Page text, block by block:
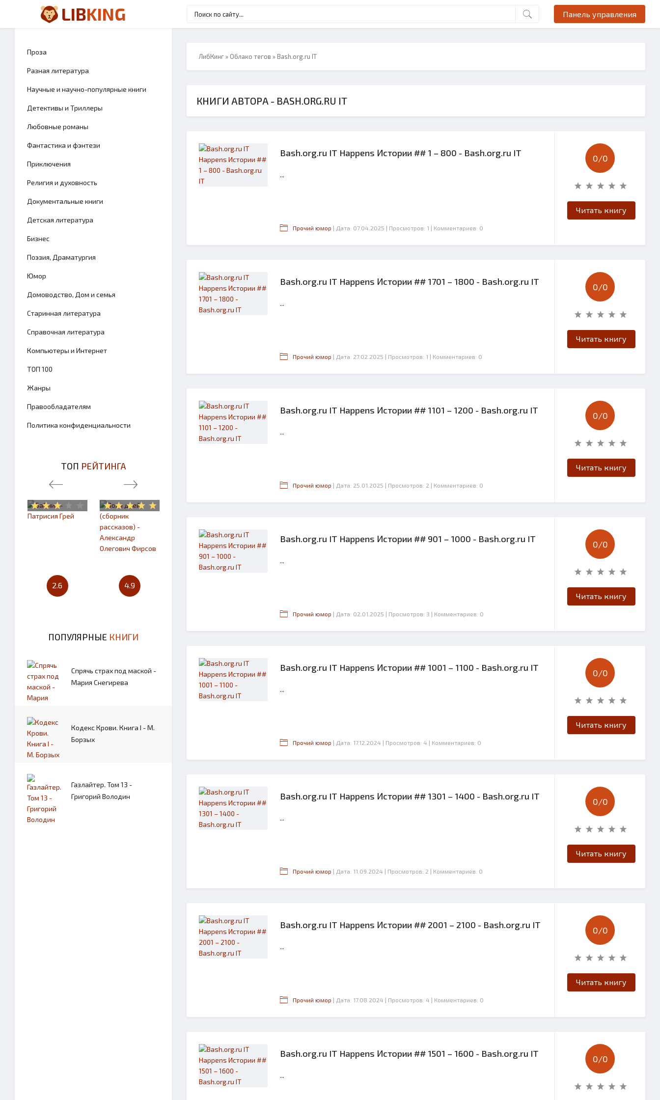
LIBKING Панель управления
Проза
Разная литература
Научные и научно-популярные книги
Детективы и Триллеры
Любовные романы
Фантастика и фэнтези
Приключения
Религия и духовность
Документальные книги
Детская литература
Бизнес
Поэзия, Драматургия
Юмор
Домоводство, Дом и семья
Старинная литература
Справочная литература
Компьютеры и Интернет
TОП 100
Жанры
Правообладателям
Политика конфиденциальности
ТОП РЕЙТИНГА
2.6 4.9
ПОПУЛЯРНЫЕ КНИГИ
Спрячь страх под маской -
Мария Снегирева
Кодекс Крови. Книга I - М.
Борзых
Газлайтер. Том 13 -
Григорий Володин
ЛибКинг» Облако тегов » Bash.org.ru IT
КНИГИ АВТОРА - BASH.ORG.RU IT
Bash.org.ru IT Happens Истории ## 1 – 800 - Bash.org.ru IT
...
Прочий юмор | Дата: 07.04.2025 | Просмотров: 1 | Комментариев: 0
0/0
Читать книгу
Bash.org.ru IT Happens Истории ## 1701 – 1800 - Bash.org.ru IT
...
Прочий юмор | Дата: 27.02.2025 | Просмотров: 1 | Комментариев: 0
0/0
Читать книгу
Bash.org.ru IT Happens Истории ## 1101 – 1200 - Bash.org.ru IT
...
Прочий юмор | Дата: 25.01.2025 | Просмотров: 2 | Комментариев: 0
0/0
Читать книгу
Bash.org.ru IT Happens Истории ## 901 – 1000 - Bash.org.ru IT
...
Прочий юмор | Дата: 02.01.2025 | Просмотров: 3 | Комментариев: 0
0/0
Читать книгу
Bash.org.ru IT Happens Истории ## 1001 – 1100 - Bash.org.ru IT
...
Прочий юмор | Дата: 17.12.2024 | Просмотров: 4 | Комментариев: 0
0/0
Читать книгу
Bash.org.ru IT Happens Истории ## 1301 – 1400 - Bash.org.ru IT
...
Прочий юмор | Дата: 11.09.2024 | Просмотров: 2 | Комментариев: 0
0/0
Читать книгу
Bash.org.ru IT Happens Истории ## 2001 – 2100 - Bash.org.ru IT
...
Прочий юмор | Дата: 17.08.2024 | Просмотров: 4 | Комментариев: 0
0/0
Читать книгу
Bash.org.ru IT Happens Истории ## 1501 – 1600 - Bash.org.ru IT
...
0/0